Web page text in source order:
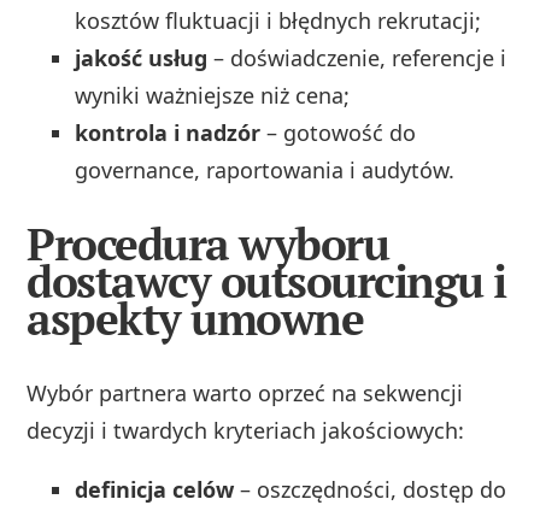
kosztów fluktuacji i błędnych rekrutacji;
jakość usług – doświadczenie, referencje i
wyniki ważniejsze niż cena;
kontrola i nadzór – gotowość do
governance, raportowania i audytów.
Procedura wyboru
dostawcy outsourcingu i
aspekty umowne
Wybór partnera warto oprzeć na sekwencji
decyzji i twardych kryteriach jakościowych:
definicja celów – oszczędności, dostęp do